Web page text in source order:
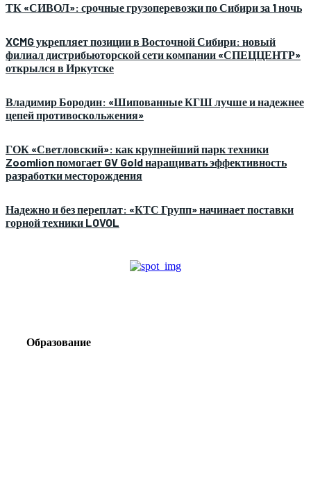
ТК «СИВОЛ»: срочные грузоперевозки по Сибири за 1 ночь
XCMG укрепляет позиции в Восточной Сибири: новый
филиал дистрибьюторской сети компании «СПЕЦЦЕНТР»
открылся в Иркутске
Владимир Бородин: «Шипованные КГШ лучше и надежнее
цепей противоскольжения»
ГОК «Светловский»: как крупнейший парк техники
Zoomlion помогает GV Gold наращивать эффективность
разработки месторождения
Надежно и без переплат: «КТС Групп» начинает поставки
горной техники LOVOL
Образование